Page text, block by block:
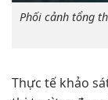
Phối cảnh tổng
Thực tế khảo